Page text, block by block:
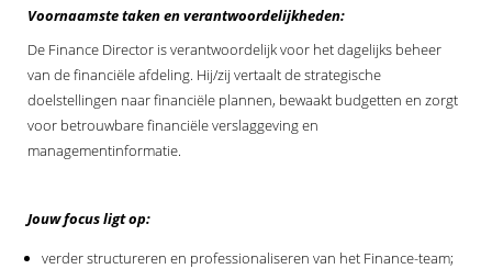
Voornaamste taken en verantwoordelijkheden:
De Finance Director is verantwoordelijk voor het dagelijks beheer
van de financiële afdeling. Hij/zij vertaalt de strategische
doelstellingen naar financiële plannen, bewaakt budgetten en zorgt
voor betrouwbare financiële verslaggeving en
managementinformatie.
Jouw focus ligt op:
verder structureren en professionaliseren van het Finance-team;